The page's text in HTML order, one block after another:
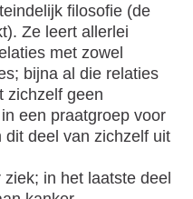
filosofie (de
Ze leert allerlei
met zowel
bijna al die relaties
zichzelf geen
een praatgroep voor
deel van zichzelf uit
in het laatste deel